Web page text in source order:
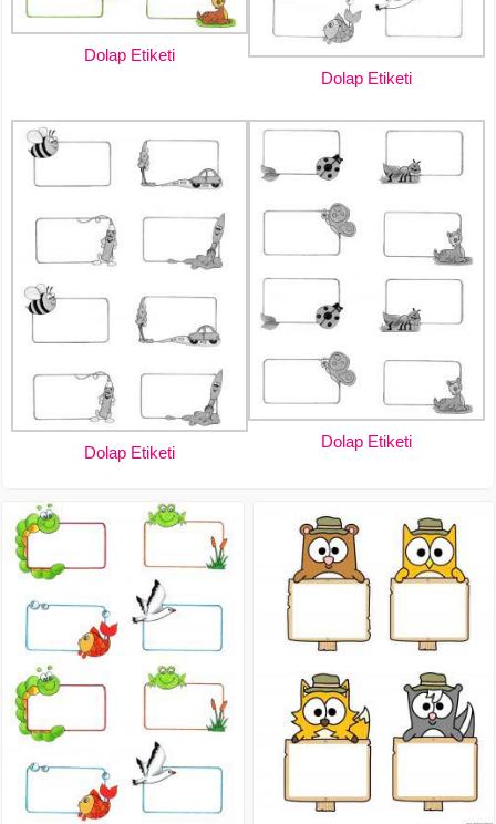
Dolap Etiketi
Dolap Etiketi
Dolap Etiketi
Dolap Etiketi